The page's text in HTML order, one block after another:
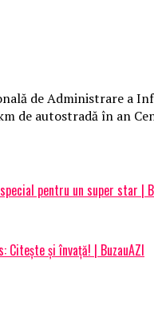
de Administrare a
de autostradă în an
pentru un super star |
și învață! | BuzauAZI